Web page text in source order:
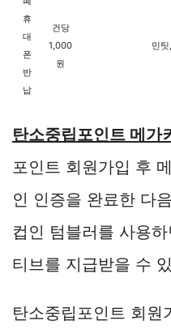
휴
대
폰
반
납
건당
1,000
원
민
탄소중립포인트 메가
포인트 회원가입 후
인 인증을 완료한 다
컵인 텀블러를 사용
티브를 지급받을 수
탄소중립포인트 회원